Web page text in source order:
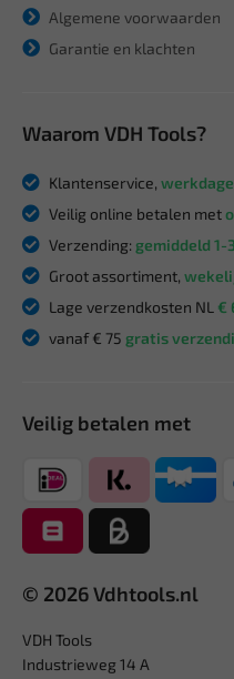
Algemene voorwaarden
Garantie en klachten
Waarom VDH Tools?
Klantenservice,
Veilig online betalen met
Verzending: gemiddeld
Groot assortiment,
Lage verzendkosten NL €
vanaf € 75 gratis
Veilig betalen met
© 2026 Vdhtools.nl
VDH Tools
Industrieweg 14 A